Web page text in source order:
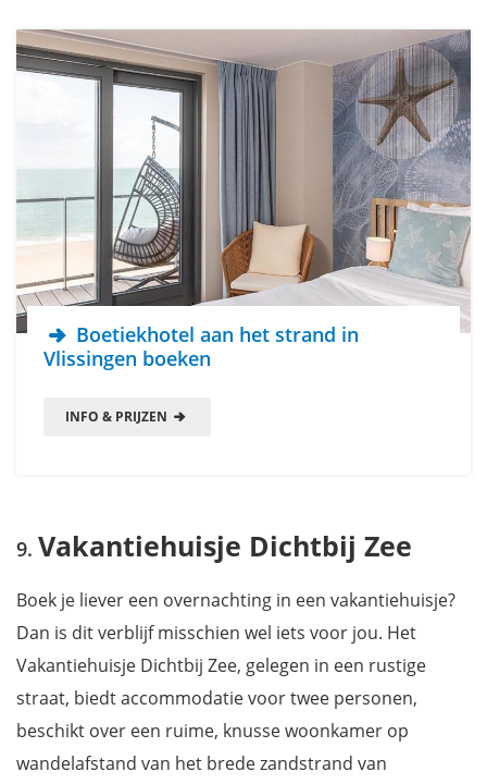
Boetiekhotel aan het strand in
Vlissingen boeken
INFO & PRIJZEN
Vakantiehuisje Dichtbij Zee
Boek je liever een overnachting in een vakantiehuisje?
Dan is dit verblijf misschien wel iets voor jou. Het
Vakantiehuisje Dichtbij Zee, gelegen in een rustige
straat, biedt accommodatie voor twee personen,
beschikt over een ruime, knusse woonkamer op
wandelafstand van het brede zandstrand van